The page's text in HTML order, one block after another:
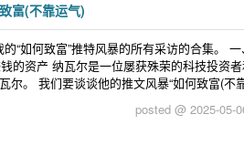
富(不靠运气)
“如何致富”推特风暴的所有采访的合集。
的资产 纳瓦尔是一位屡获殊荣的科技投资
尔。 我们要谈谈他的推文风暴“如何致富(不
posted @ 2025-05-